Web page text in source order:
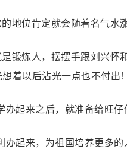
地位肯定就会随着名气水
锻炼人，摆摆手跟刘兴
着以后沾光一点也不付出
办起来之后，就准备给旺
起来，为祖国培养更多的